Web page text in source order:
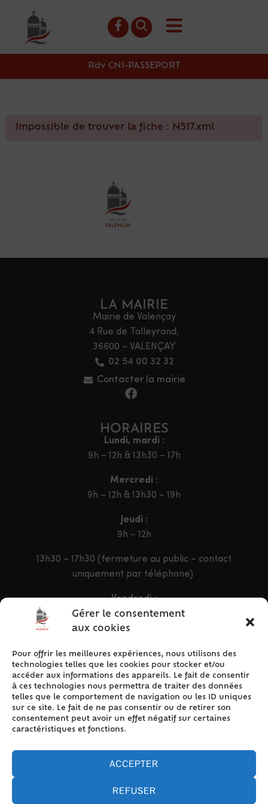
Gérer le consentement
aux cookies
Pour offrir les meilleures expériences, nous utilisons des
technologies telles que les cookies pour stocker et/ou
accéder aux informations des appareils. Le fait de consentir
à ces technologies nous permettra de traiter des données
telles que le comportement de navigation ou les ID uniques
sur ce site. Le fait de ne pas consentir ou de retirer son
consentement peut avoir un effet négatif sur certaines
caractéristiques et fonctions.
ACCEPTER
REFUSER
principal
Rdv CNI-PASSEPORT
Impossible de trouver la fiche : N517.xml
LA MAIRIE
Mairie de Valençay
4 Rue de Talleyrand,
36600 – VALENÇAY
02 54 00 32 32
Contacter la mairie
HORAIRES
Lundi, mardi :
9h – 12h & 13h30 – 17h
Mercredi :
9h – 12h & 13h30 – 19h
Jeudi :
9h – 12h
13h30 – 17h30 (fermeture au public – contact
uniquement par téléphone)
Vendredi :
9h – 12h & 13h30 – 16h30
ACCÈS RAPIDE
Accueil
Contact
Plan du site
Mentions légales
Politique de cookies (UE)